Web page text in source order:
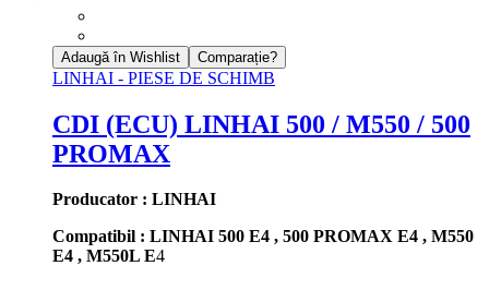
Adaugă în Wishlist Comparație?
LINHAI - PIESE DE SCHIMB
CDI (ECU) LINHAI 500 / M550 / 500
PROMAX
Producator : LINHAI
Compatibil : LINHAI 500 E4 , 500 PROMAX E4 , M550
E4 , M550L E4